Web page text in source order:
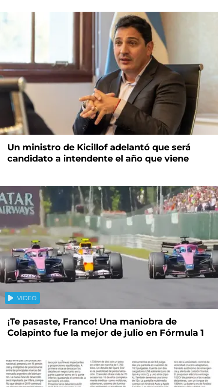
Un ministro de Kicillof adelantó que será
candidato a intendente el año que viene
VIDEO
¡Te pasaste, Franco! Una maniobra de
Colapinto fue la mejor de julio en Fórmula 1